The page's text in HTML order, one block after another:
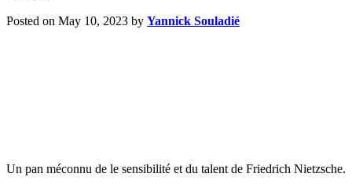
Posted on May 10, 2023 by Yannick Souladié
Un pan méconnu de le sensibilité et du talent de Friedrich Nietzsche.